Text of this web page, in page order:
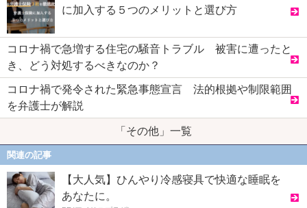
に加入する５つのメリットと選び方
コロナ禍で急増する住宅の騒音トラブル 被害に遭ったと
き、どう対処するべきなのか？
コロナ禍で発令された緊急事態宣言 法的根拠や制限範囲
を弁護士が解説
「その他」一覧
関連の記事
【大人気】ひんやり冷感寝具で快適な睡眠を
あなたに。